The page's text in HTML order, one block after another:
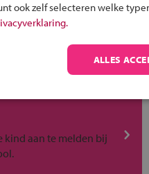
aan te melden bij
ook zelf selecteren welke
ALLES